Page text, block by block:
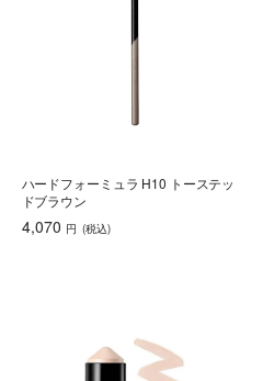
ハードフォーミュラ H10 トーステッ
ドブラウン
4,070 円 (税込)